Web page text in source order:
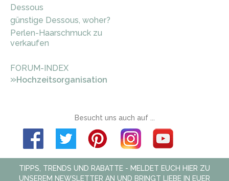
Dessous
günstige Dessous, woher?
Perlen-Haarschmuck zu
verkaufen
FORUM-INDEX
»Hochzeitsorganisation
Besucht uns auch auf ...
TIPPS, TRENDS UND RABATTE - MELDET EUCH HIER ZU
UNSEREM NEWSLETTER AN UND BRINGT LIEBE IN EUER